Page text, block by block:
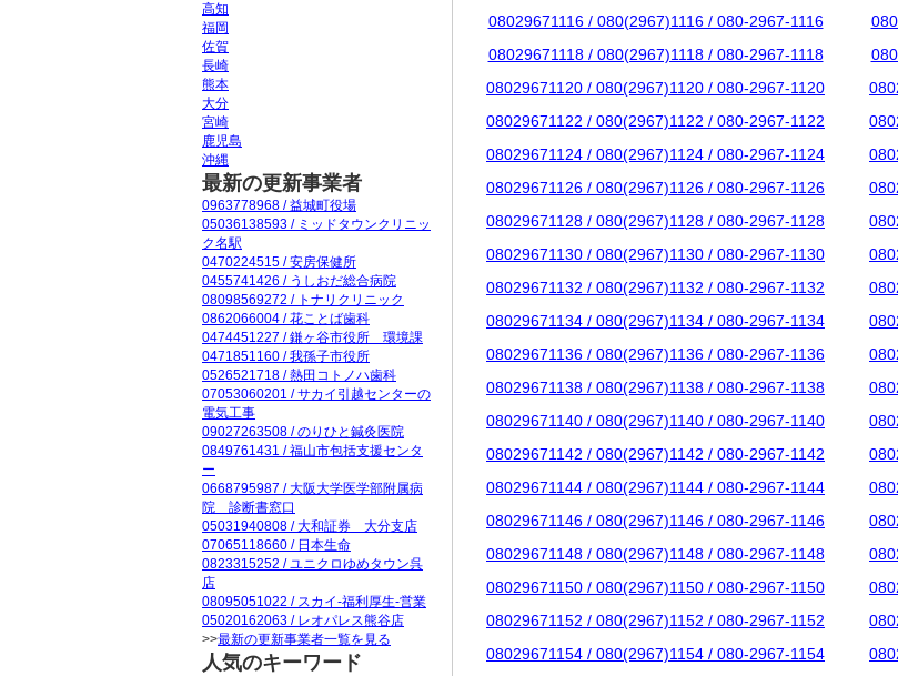
08029671116 / 080(2967)1116 / 080-2967-1116
08029671118 / 080(2967)1118 / 080-2967-1118
08029671120 / 080(2967)1120 / 080-2967-1120
08029671122 / 080(2967)1122 / 080-2967-1122
08029671124 / 080(2967)1124 / 080-2967-1124
08029671126 / 080(2967)1126 / 080-2967-1126
08029671128 / 080(2967)1128 / 080-2967-1128
08029671130 / 080(2967)1130 / 080-2967-1130
08029671132 / 080(2967)1132 / 080-2967-1132
08029671134 / 080(2967)1134 / 080-2967-1134
08029671136 / 080(2967)1136 / 080-2967-1136
08029671138 / 080(2967)1138 / 080-2967-1138
08029671140 / 080(2967)1140 / 080-2967-1140
08029671142 / 080(2967)1142 / 080-2967-1142
08029671144 / 080(2967)1144 / 080-2967-1144
08029671146 / 080(2967)1146 / 080-2967-1146
08029671148 / 080(2967)1148 / 080-2967-1148
08029671150 / 080(2967)1150 / 080-2967-1150
08029671152 / 080(2967)1152 / 080-2967-1152
08029671154 / 080(2967)1154 / 080-2967-1154
高知
福岡
佐賀
長崎
熊本
大分
宮崎
鹿児島
沖縄
最新の更新事業者
0963778968 / 益城町役場
05036138593 / ミッドタウンクリニッ
ク名駅
0470224515 / 安房保健所
0455741426 / うしおだ総合病院
08098569272 / トナリクリニック
0862066004 / 花ことば歯科
0474451227 / 鎌ヶ谷市役所 環境課
0471851160 / 我孫子市役所
0526521718 / 熱田コトノハ歯科
07053060201 / サカイ引越センターの
電気工事
09027263508 / のりひと鍼灸医院
0849761431 / 福山市包括支援センタ
ー
0668795987 / 大阪大学医学部附属病
院 診断書窓口
05031940808 / 大和証券 大分支店
07065118660 / 日本生命
0823315252 / ユニクロゆめタウン呉
店
08095051022 / スカイ-福利厚生-営業
05020162063 / レオパレス熊谷店
>>最新の更新事業者一覧を見る
人気のキーワード